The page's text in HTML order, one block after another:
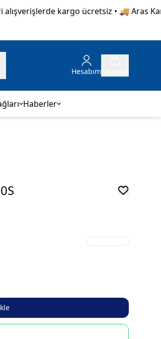
kargo ücretsiz • 🚚 Aras
Hesabım
Haberler